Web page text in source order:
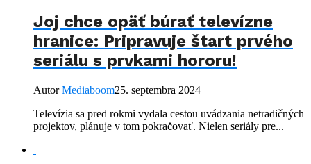
Joj chce opäť búrať televízne
hranice: Pripravuje štart prvého
seriálu s prvkami hororu!
AutorMediaboom25. septembra 2024
Televízia sa pred rokmi vydala cestou uvádzania netradičných
projektov, plánuje v tom pokračovať. Nielen seriály pre...